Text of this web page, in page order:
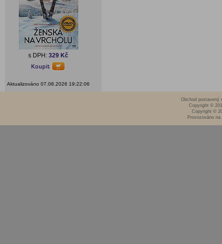
s DPH: 329 Kč
Aktualizováno 07.08.2026 19:22:06
Obchod postavený
Copyright ©
Copyright ©
Provozováno